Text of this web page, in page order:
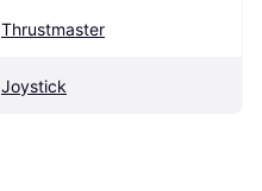
Thrustmaster
Joystick